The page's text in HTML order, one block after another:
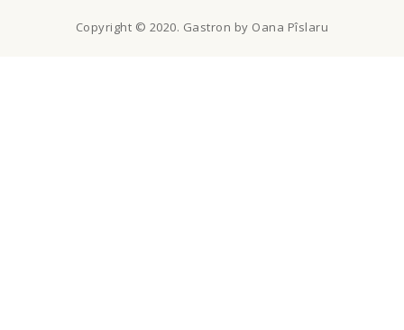
Copyright © 2020. Gastron by Oana Pîslaru